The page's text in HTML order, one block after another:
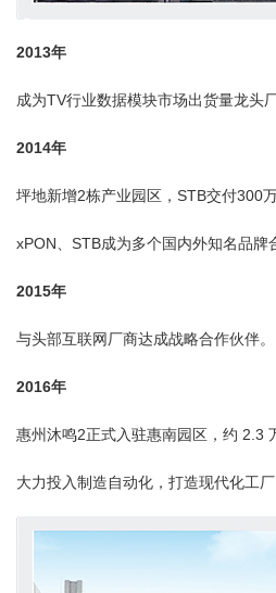
2013年
成为TV行业数据模块市场出货量龙头厂
2014年
坪地新增2栋产业园区，STB交付300
xPON、STB成为多个国内外知名品牌
2015年
与头部互联网厂商达成战略合作伙伴。
2016年
惠州沐鸣2正式入驻惠南园区，约 2.3
大力投入制造自动化，打造现代化工厂